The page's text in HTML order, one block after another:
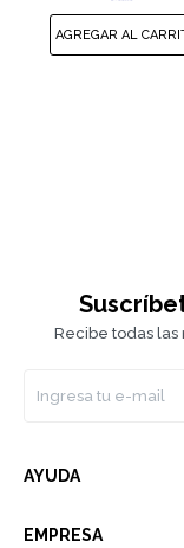
Recibe todas las
AYUDA
EMPRESA